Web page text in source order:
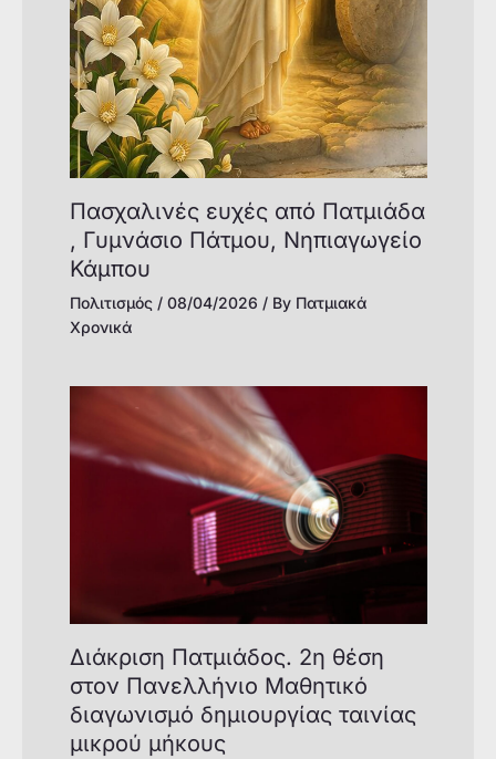
Πασχαλινές ευχές από Πατμιάδα
, Γυμνάσιο Πάτμου, Νηπιαγωγείο
Κάμπου
Πολιτισμός/ 08/04/2026 / By Πατμιακά
Χρονικά
Διάκριση Πατμιάδος. 2η θέση
στον Πανελλήνιο Μαθητικό
διαγωνισμό δημιουργίας ταινίας
μικρού μήκους